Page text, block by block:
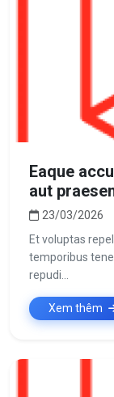
Eaque
aut
23/03/2026
Et voluptas
temporibus
repudi...
Xem thêm